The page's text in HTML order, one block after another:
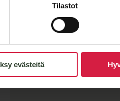
Tilastot
evästeitä